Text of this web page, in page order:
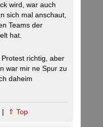
wird, war auch
sich mal anschaut,
Teams der
hat.
richtig, aber
war mir ne Spur zu
daheim
| ⇑ Top